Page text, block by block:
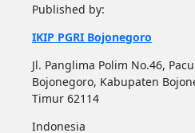
Published by:
IKIP PGRI Bojonegoro
Jl. Panglima Polim No.46,
Bojonegoro, Kabupaten
Timur 62114
Indonesia